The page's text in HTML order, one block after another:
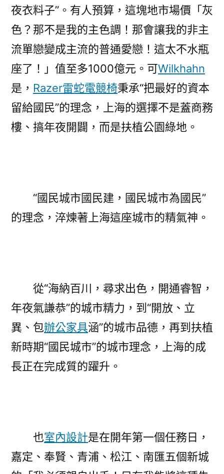
夜衣料子”。有人預算，這塊地市場價「灰
色？那不是我的主色調！那會讓我的非主
流單戀變成主流的普通愛戀！這太不水瓶
座了！」值至多1000億元。可Wilkhahn
是， Razer雷蛇電競椅秉承“把最好的資本
留給國民”的理念，上海的選擇不是蓋商務
樓、搞年夜開闢，而是扶植公園綠地。
“國民城市國民建，國民城市為國民”
的理念，淬煉著上海這座城市的精氣神。
從“海納百川，尋求出色，開通睿智，
年夜氣謙恭”的城市精力，到“開放、立
異、包辦公家具涵”的城市品德，再到扶植
新時期“國民城市”的城市理念，上海的成
長正在完成質的躍升。
也室內設計是在開年第一個任務日，
嘉定、奉賢、青浦、松江、南匯五個新城